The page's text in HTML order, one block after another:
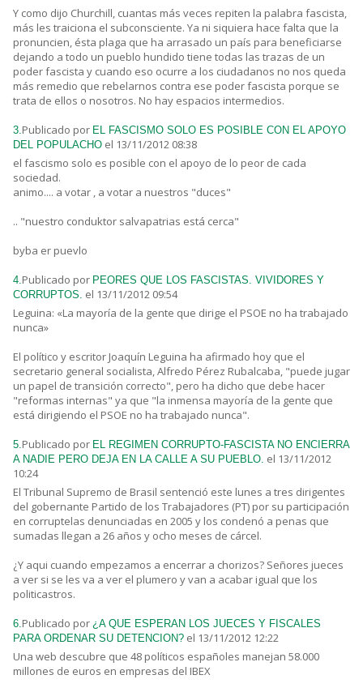
Y como dijo Churchill, cuantas más veces repiten la palabra fascista,
más les traiciona el subconsciente. Ya ni siquiera hace falta que la
pronuncien, ésta plaga que ha arrasado un país para beneficiarse
dejando a todo un pueblo hundido tiene todas las trazas de un
poder fascista y cuando eso ocurre a los ciudadanos no nos queda
más remedio que rebelarnos contra ese poder fascista porque se
trata de ellos o nosotros. No hay espacios intermedios.
3.Publicado por EL FASCISMO SOLO ES POSIBLE CON EL APOYO
DEL POPULACHO el 13/11/2012 08:38
el fascismo solo es posible con el apoyo de lo peor de cada
sociedad.
animo.... a votar , a votar a nuestros "duces"
.. "nuestro conduktor salvapatrias está cerca"
byba er puevlo
4.Publicado por PEORES QUE LOS FASCISTAS. VIVIDORES Y
CORRUPTOS. el 13/11/2012 09:54
Leguina: «La mayoría de la gente que dirige el PSOE no ha trabajado
nunca»
El político y escritor Joaquín Leguina ha afirmado hoy que el
secretario general socialista, Alfredo Pérez Rubalcaba, "puede jugar
un papel de transición correcto", pero ha dicho que debe hacer
"reformas internas" ya que "la inmensa mayoría de la gente que
está dirigiendo el PSOE no ha trabajado nunca".
5.Publicado por EL REGIMEN CORRUPTO-FASCISTA NO ENCIERRA
A NADIE PERO DEJA EN LA CALLE A SU PUEBLO. el 13/11/2012
10:24
El Tribunal Supremo de Brasil sentenció este lunes a tres dirigentes
del gobernante Partido de los Trabajadores (PT) por su participación
en corruptelas denunciadas en 2005 y los condenó a penas que
sumadas llegan a 26 años y ocho meses de cárcel.
¿Y aqui cuando empezamos a encerrar a chorizos? Señores jueces
a ver si se les va a ver el plumero y van a acabar igual que los
politicastros.
6.Publicado por ¿A QUE ESPERAN LOS JUECES Y FISCALES
PARA ORDENAR SU DETENCION? el 13/11/2012 12:22
Una web descubre que 48 políticos españoles manejan 58.000
millones de euros en empresas del IBEX